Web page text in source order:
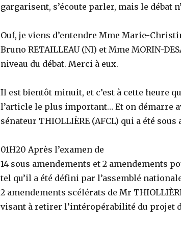
gargarisent, s’écoute parler, mais le débat
Ouf, je viens d’entendre Mme Marie-
Bruno RETAILLEAU (NI) et Mme MORIN-
niveau du débat. Merci à eux.
Il est bientôt minuit, et c’est à cette heure
l’article le plus important… Et on démarre
sénateur THIOLLIÈRE (AFCL) qui a été sous
01H20 Après l’examen de
14 sous amendements et 2 amendements
tel qu’il a été défini par l’assemblé
2 amendements scélérats de Mr
visant à retirer l’intéropérabilité du projet